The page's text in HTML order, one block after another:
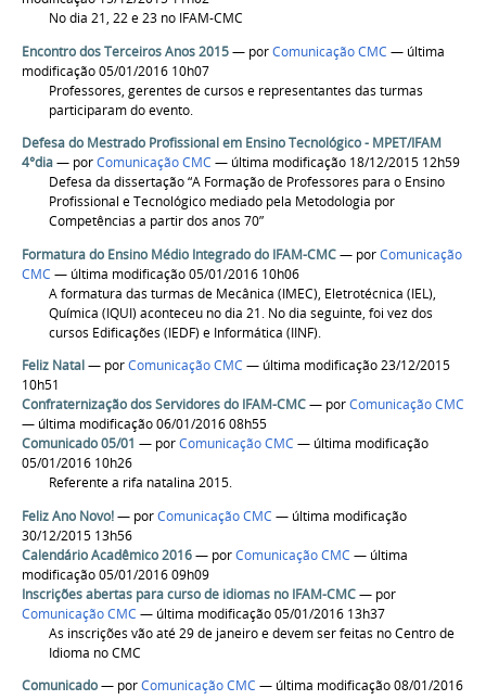
No dia 21, 22 e 23 no IFAM-CMC
Encontro dos Terceiros Anos 2015— porComunicação CMC — última
modificação 05/01/2016 10h07
Professores, gerentes de cursos e representantes das turmas
participaram do evento.
Defesa do Mestrado Profissional em Ensino Tecnológico - MPET/IFAM
4°dia— porComunicação CMC — última modificação 18/12/2015 12h59
Defesa da dissertação “A Formação de Professores para o Ensino
Profissional e Tecnológico mediado pela Metodologia por
Competências a partir dos anos 70”
Formatura do Ensino Médio Integrado do IFAM-CMC— porComunicação
CMC — última modificação 05/01/2016 10h06
A formatura das turmas de Mecânica (IMEC), Eletrotécnica (IEL),
Química (IQUI) aconteceu no dia 21. No dia seguinte, foi vez dos
cursos Edificações (IEDF) e Informática (IINF).
Feliz Natal— porComunicação CMC — última modificação 23/12/2015
10h51
Confraternização dos Servidores do IFAM-CMC— porComunicação CMC
— última modificação 06/01/2016 08h55
Comunicado 05/01 — porComunicação CMC — última modificação
05/01/2016 10h26
Referente a rifa natalina 2015.
Feliz Ano Novo!— porComunicação CMC — última modificação
30/12/2015 13h56
Calendário Acadêmico 2016— porComunicação CMC — última
modificação 05/01/2016 09h09
Inscrições abertas para curso de idiomas no IFAM-CMC— por
Comunicação CMC — última modificação 05/01/2016 13h37
As inscrições vão até 29 de janeiro e devem ser feitas no Centro de
Idioma no CMC
Comunicado— porComunicação CMC — última modificação 08/01/2016